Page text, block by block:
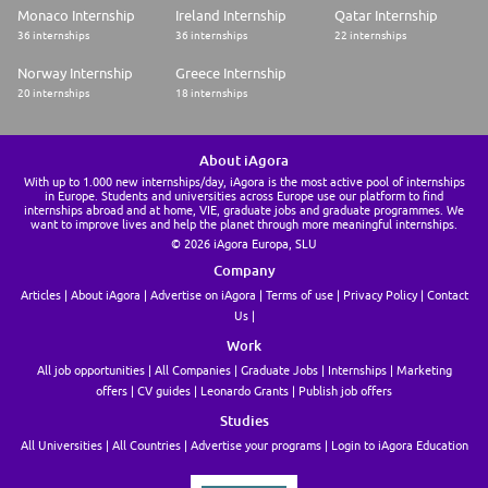
objectif d'apporter de la confiance aux utilisateurs des données
financières et extra-financières (ESG).
* Analyser l'environnement des entreprises clientes, comprendre leur
organisation, leur fonctionnement, leur actionnariat, leurs sources de
activités de contrôles implémentées destinées à prévenir ou détecter les
risques d'anomalies qui pourraient impacter la qualité et la pertinence de
l'information financière,
* Effectuer des analyses pour déterminer si les transactions à l'origine de
l'information financière sont valides et justes.
Vous aurez l'opportunité de réaliser des missions d'audit légal, de
sociétés et de groupes de dimension régionale, nationale ou
internationale (CAC 40).
Tout au long de votre expérience, vous participez aux programmes de
grâce à un management de proximité, de responsabilisation et
d'accompagnement personnalisé.
Les compétences clés que vous développerez pendant votre alternance :
Monaco Internship
36 internships
Ireland Internship
36 internships
Qatar Internship
22 internships
Norway Internship
20 internships
Greece Internship
18 internships
About iAgora
With up to 1.000 new internships/day, iAgora is the most active pool of internships
in Europe. Students and universities across Europe use our platform to find
internships abroad and at home, VIE, graduate jobs and graduate programmes. We
want to improve lives and help the planet through more meaningful internships.
© 2026 iAgora Europa, SLU
Company
Articles About iAgora Advertise on iAgora Terms of use Privacy Policy
Contact
Us
Work
All job opportunities All Companies Graduate Jobs Internships
Marketing
offers
CV guides Leonardo Grants Publish job offers
Studies
All Universities All Countries Advertise your programs Login to iAgora Education